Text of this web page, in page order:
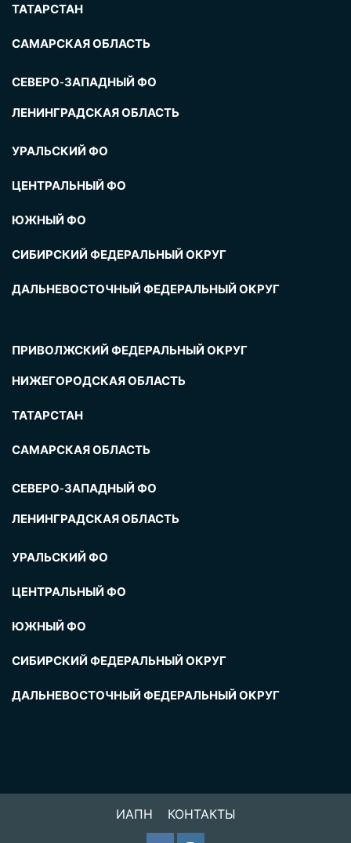
ТАТАРСТАН
САМАРСКАЯ ОБЛАСТЬ
СЕВЕРО-ЗАПАДНЫЙ ФО
ЛЕНИНГРАДСКАЯ ОБЛАСТЬ
УРАЛЬСКИЙ ФО
ЦЕНТРАЛЬНЫЙ ФО
ЮЖНЫЙ ФО
СИБИРСКИЙ ФЕДЕРАЛЬНЫЙ ОКРУГ
ДАЛЬНЕВОСТОЧНЫЙ ФЕДЕРАЛЬНЫЙ ОКРУГ
ПРИВОЛЖСКИЙ ФЕДЕРАЛЬНЫЙ ОКРУГ
НИЖЕГОРОДСКАЯ ОБЛАСТЬ
ТАТАРСТАН
САМАРСКАЯ ОБЛАСТЬ
СЕВЕРО-ЗАПАДНЫЙ ФО
ЛЕНИНГРАДСКАЯ ОБЛАСТЬ
УРАЛЬСКИЙ ФО
ЦЕНТРАЛЬНЫЙ ФО
ЮЖНЫЙ ФО
СИБИРСКИЙ ФЕДЕРАЛЬНЫЙ ОКРУГ
ДАЛЬНЕВОСТОЧНЫЙ ФЕДЕРАЛЬНЫЙ ОКРУГ
ИАПН КОНТАКТЫ